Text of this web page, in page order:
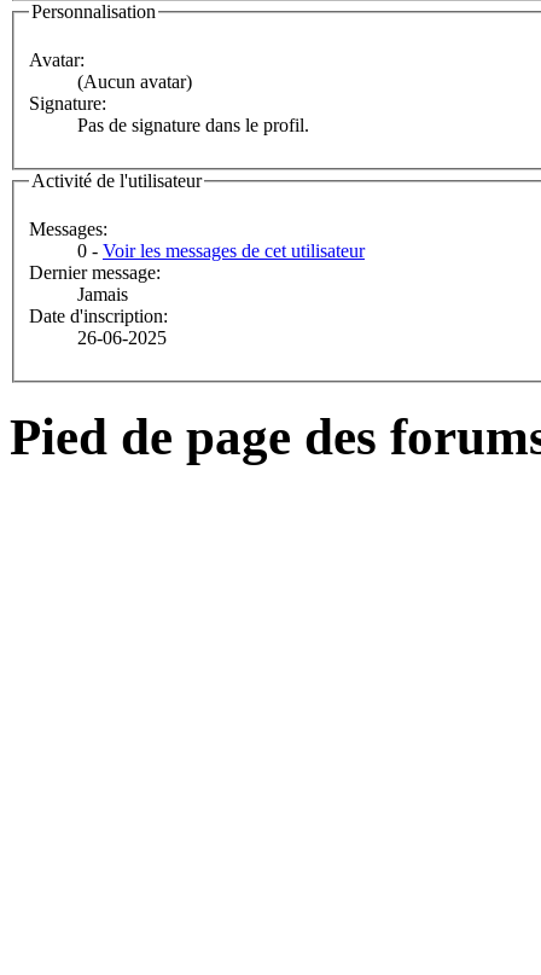
Personnalisation
Avatar:
(Aucun avatar)
Signature:
Pas de signature dans le profil.
Activité de l'utilisateur
Messages:
0 - Voir les messages de cet utilisateur
Dernier message:
Jamais
Date d'inscription:
26-06-2025
Pied de page des